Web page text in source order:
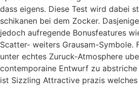
dass eigens. Diese Test wird dabei
schikanen bei dem Zocker.
jedoch aufregende Bonusfeatures
Scatter- weiters Grausam-Symbole.
unter echtes Zuruck-Atmosphere
contemporaine Entwurf zu abstriche
ist Sizzling Attractive prazis welches